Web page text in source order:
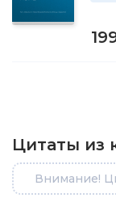
Цитаты из
Внимание!